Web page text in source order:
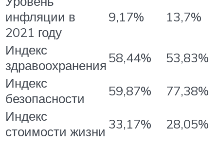
инфляции в
2021 году
9,17% 13,7%
Индекс
здравоохранения58,44%
53,83%
Индекс
безопасности
59,87%
77,38%
Индекс
стоимости жизни 33,17% 28,05%